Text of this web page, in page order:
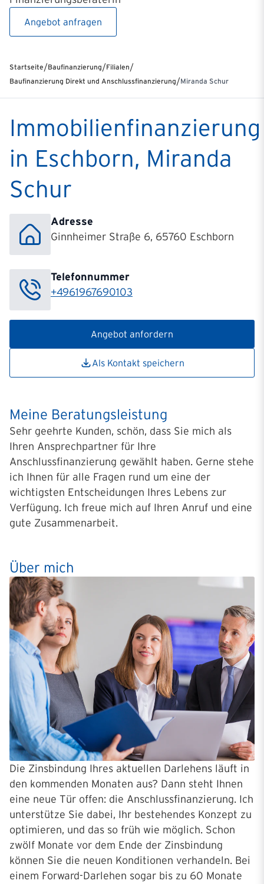
Angebot anfragen
Startseite/Baufinanzierung/Filialen/
Baufinanzierung Direkt und Anschlussfinanzierung/Miranda Schur
Immobilienfinanzierung
in Eschborn, Miranda
Schur
Adresse
Ginnheimer Straße 6, 65760 Eschborn
Telefonnummer
+4961967690103
Angebot anfordern
Als Kontakt speichern
Meine Beratungsleistung
Sehr geehrte Kunden, schön, dass Sie mich als
Ihren Ansprechpartner für Ihre
Anschlussfinanzierung gewählt haben. Gerne stehe
ich Ihnen für alle Fragen rund um eine der
wichtigsten Entscheidungen Ihres Lebens zur
Verfügung. Ich freue mich auf Ihren Anruf und eine
gute Zusammenarbeit.
Über mich
Die Zinsbindung Ihres aktuellen Darlehens läuft in
den kommenden Monaten aus? Dann steht Ihnen
eine neue Tür offen: die Anschlussfinanzierung. Ich
unterstütze Sie dabei, Ihr bestehendes Konzept zu
optimieren, und das so früh wie möglich. Schon
zwölf Monate vor dem Ende der Zinsbindung
können Sie die neuen Konditionen verhandeln. Bei
einem Forward-Darlehen sogar bis zu 60 Monate